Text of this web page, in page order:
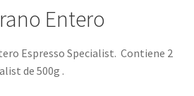
Entero
Espresso Specialist. Contiene 2
de 500g .